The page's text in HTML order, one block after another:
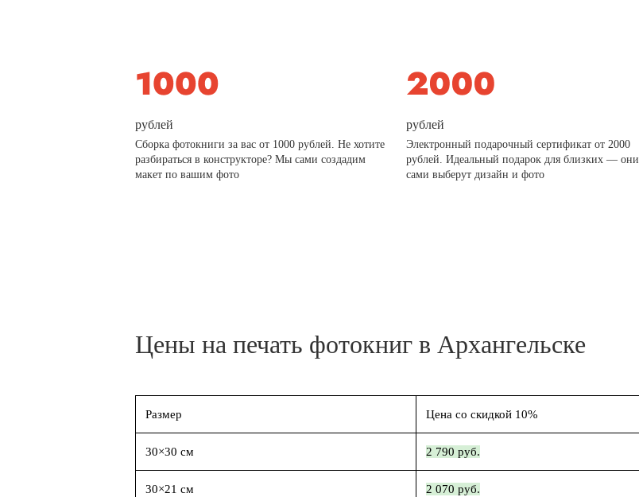
рублей
Сборка фотокниги за вас от 1000 рублей. Не хотите
разбираться в конструкторе? Мы сами создадим
макет по вашим фото
рублей
Электронный подарочный сертификат от 2000
рублей. Идеальный подарок для близких — они
сами выберут дизайн и фото
Цены на печать фотокниг в Архангельске
Размер Цена со скидкой 10%
30×30 см 2 790 руб.
30×21 см 2 070 руб.